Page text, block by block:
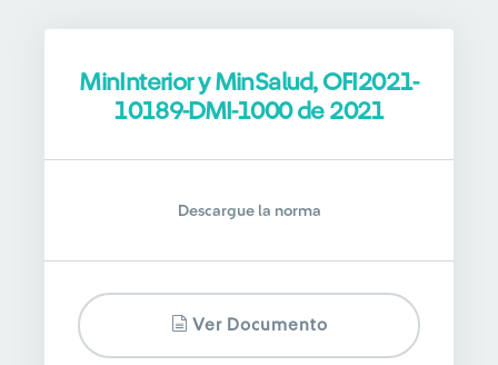
MinInterior y MinSalud, OFI2021-
10189-DMI-1000 de 2021
Descargue la norma
Ver Documento